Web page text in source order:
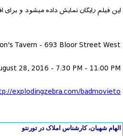
این فیلم رایگان نمایش داده میشود و برای افراد بزرگتر از 19 سال مناسب می باشد. برنامه نمایش
Tavern - 693 Bloor Street West
28, 2016 - 7:30 PM - 11:00 PM
explodingzebra.com/badmovieto
الهام شهبان، کارشناس املاک در تورنتو